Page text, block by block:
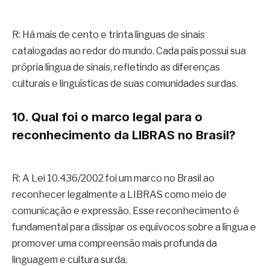
R: Há mais de cento e trinta línguas de sinais
catalogadas ao redor do mundo. Cada país possui sua
própria língua de sinais, refletindo as diferenças
culturais e linguísticas de suas comunidades surdas.
10. Qual foi o marco legal para o
reconhecimento da LIBRAS no Brasil?
R: A Lei 10.436/2002 foi um marco no Brasil ao
reconhecer legalmente a LIBRAS como meio de
comunicação e expressão. Esse reconhecimento é
fundamental para dissipar os equívocos sobre a língua e
promover uma compreensão mais profunda da
linguagem e cultura surda.